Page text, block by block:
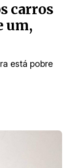
carros
um,
está pobre